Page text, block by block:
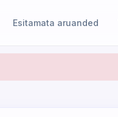
Esitamata aruanded